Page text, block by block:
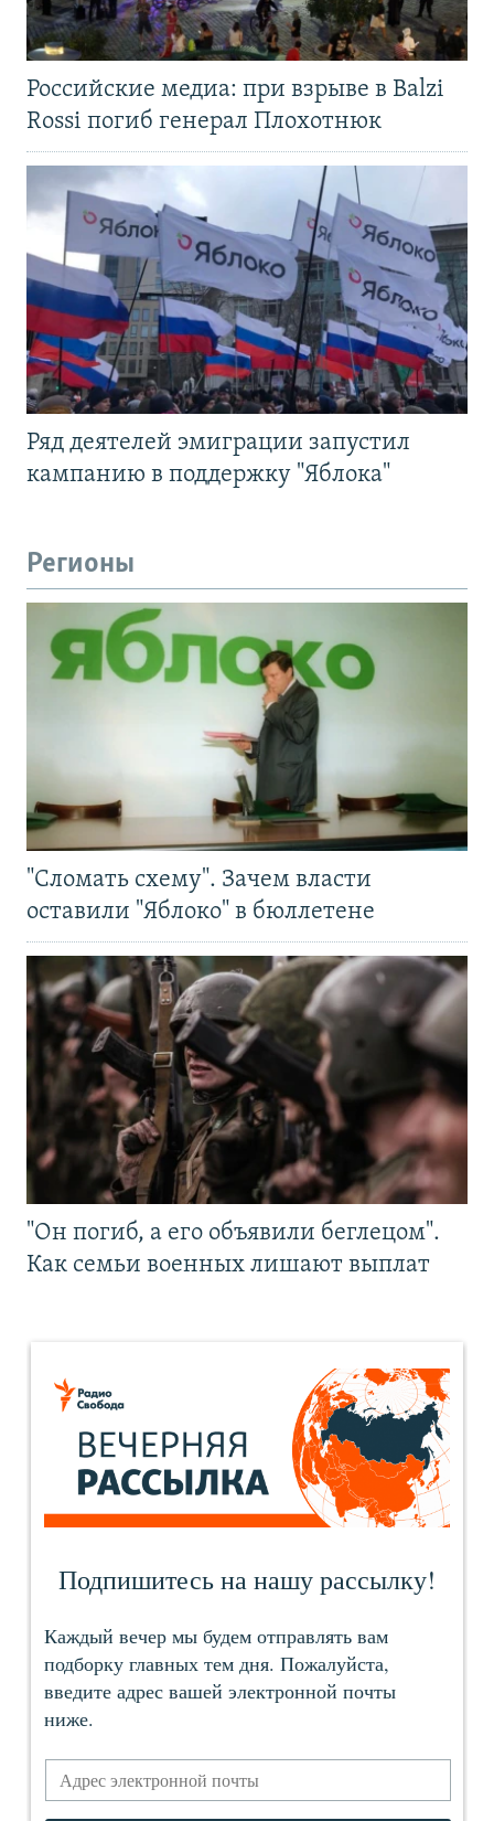
Российские медиа: при взрыве в Balzi
Rossi погиб генерал Плохотнюк
Ряд деятелей эмиграции запустил
кампанию в поддержку "Яблока"
Регионы
"Сломать схему". Зачем власти
оставили "Яблоко" в бюллетене
"Он погиб, а его объявили беглецом".
Как семьи военных лишают выплат